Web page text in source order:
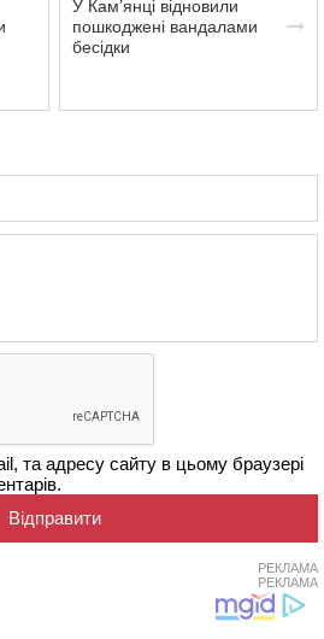
У Кам’янці відновили
пошкоджені вандалами
бесідки
та адресу сайту в цьому браузері
РЕКЛАМА
РЕКЛАМА